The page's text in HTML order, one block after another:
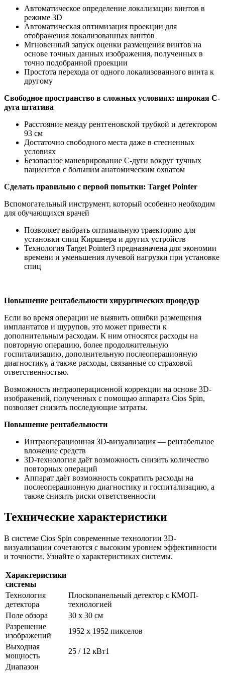
Автоматическое определение локализации винтов в
режиме 3D
Автоматическая оптимизация проекции для
отображения локализованных винтов
Мгновенный запуск оценки размещения винтов на
основе точных данных изображения, полученных в
точно подобранной проекции
Простота перехода от одного локализованного винта к
другому
Свободное пространство в сложных условиях: широкая С-
дуга штатива
Расстояние между рентгеновской трубкой и детектором
93 см
Достаточно свободного места даже в стесненных
условиях
Безопасное маневрирование C-дуги вокруг тучных
пациентов с большим анатомическим охватом
Сделать правильно с первой попытки: Target Pointer
Вспомогательный инструмент, который особенно необходим
для обучающихся врачей
Позволяет выбрать оптимальную траекторию для
установки спиц Киршнера и других устройств
Технология Target Pointer3 предназначена для экономии
времени и уменьшения лучевой нагрузки при установке
спиц
Повышение рентабельности хирургических процедур
Если во время операции не выявить ошибки размещения
имплантатов и шурупов, это может привести к
дополнительным расходам. К ним относятся расходы на
повторную операцию, более продолжительную
госпитализацию, дополнительную послеоперационную
диагностику, а также расходы, связанные со страховой
ответственностью.
Возможность интраоперационной коррекции на основе 3D-
изображений, полученных с помощью аппарата Cios Spin,
позволяет снизить последующие затраты.
Повышение рентабельности
Интраоперационная 3D-визуализация — рентабельное
вложение средств
3D-технология даёт возможность снизить количество
повторных операций
Аппарат даёт возможность сократить расходы на
послеоперационную диагностику и госпитализацию, а
также снизить риски ответственности
Технические характеристики
В системе Cios Spin современные технологии 3D-
визуализации сочетаются с высоким уровнем эффективности
и точности. Узнайте о характеристиках системы.
Характеристики
системы
Технология
детектора
Плоскопанельный детектор с КМОП-
технологией
Поле обзора
30 x 30 см
Разрешение
изображений
1952 x 1952 пикселов
Выходная
мощность
25 / 12 кВт1
Диапазон